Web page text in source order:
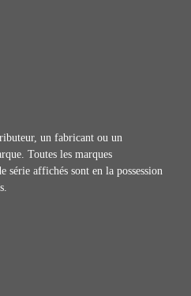
un fabricant ou un
Toutes les marques
série affichés sont en la possession